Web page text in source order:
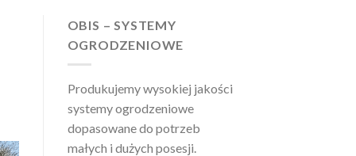
OBIS – SYSTEMY
OGRODZENIOWE
Produkujemy wysokiej jakości
systemy ogrodzeniowe
dopasowane do potrzeb
małych i dużych posesji.